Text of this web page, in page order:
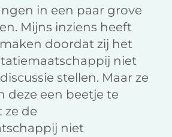
in een paar grove
Mijns inziens heeft
doordat zij het
niet
stellen. Maar ze
deze een beetje te
ze de
niet